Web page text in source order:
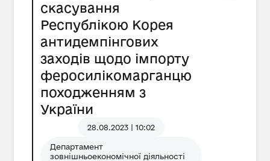
скасування
Республікою Корея
антидемпінгових
заходів щодо імпорту
феросилікомарганцю
походженням з
України
28.08.2023 | 10:02
Департамент
зовнішньоекономічної діяльності